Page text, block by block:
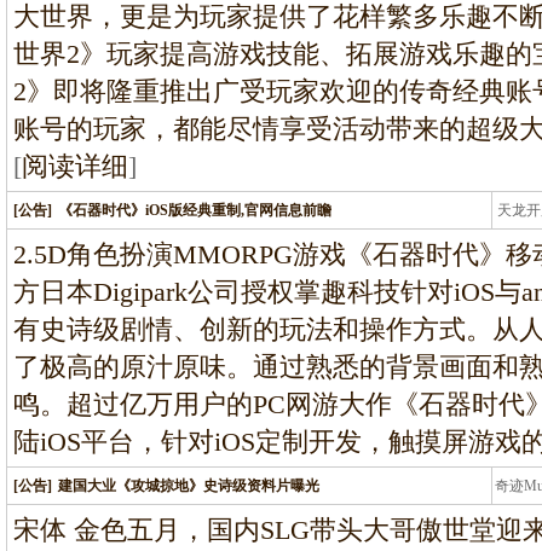
大世界，更是为玩家提供了花样繁多乐趣不
世界2》玩家提高游戏技能、拓展游戏乐趣
2》即将隆重推出广受玩家欢迎的传奇经典
账号的玩家，都能尽情享受活动带来的超级
[阅读详细]
[公告] 《石器时代》iOS版经典重制,官网信息前瞻 天龙
龙
2.5D角色扮演MMORPG游戏《石器时代》
方日本Digipark公司授权掌趣科技针对iOS与
有史诗级剧情、创新的玩法和操作方式。从
了极高的原汁原味。通过熟悉的背景画面和
鸣。超过亿万用户的PC网游大作《石器时代
陆iOS平台，针对iOS定制开发，触摸屏游戏
[公告] 建国大业《攻城掠地》史诗级资料片曝光 奇迹
条
宋体 金色五月，国内SLG带头大哥傲世堂迎